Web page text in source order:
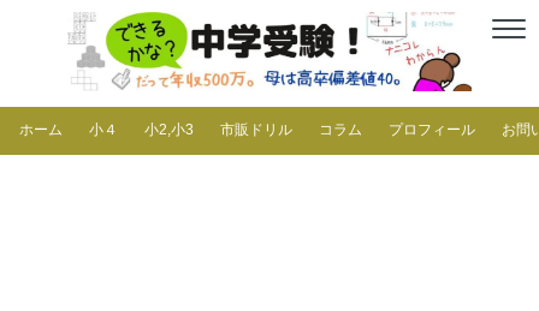
ホーム 小４ 小2,小3 市販ドリル コラム プロフィール お問